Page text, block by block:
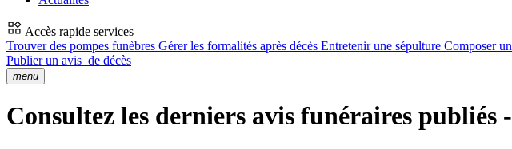
Accès rapide services
Trouver des pompes funèbres Gérer les formalités après décès Entretenir une sépulture Composer
Publier un avis de décès
menu
Consultez les derniers avis funéraires publiés